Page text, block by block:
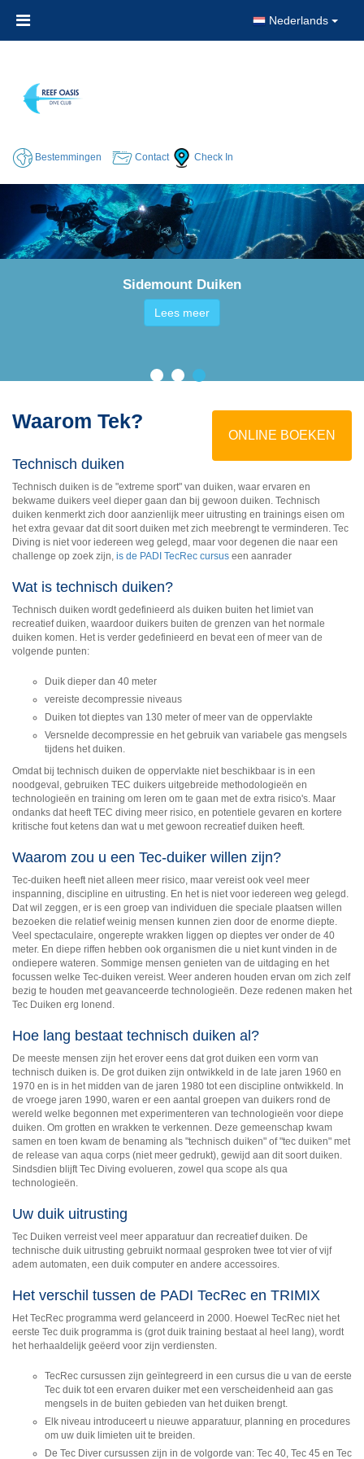
Nederlands
Bestemmingen Contact Check In
Sidemount Duiken
Lees meer
Waarom Tek?
ONLINE BOEKEN
Technisch duiken
Technisch duiken is de "extreme sport" van duiken, waar ervaren en
bekwame duikers veel dieper gaan dan bij gewoon duiken. Technisch
duiken kenmerkt zich door aanzienlijk meer uitrusting en trainings eisen om
het extra gevaar dat dit soort duiken met zich meebrengt te verminderen. Tec
Diving is niet voor iedereen weg gelegd, maar voor degenen die naar een
challenge op zoek zijn, is de PADI TecRec cursus een aanrader
Wat is technisch duiken?
Technisch duiken wordt gedefinieerd als duiken buiten het limiet van
recreatief duiken, waardoor duikers buiten de grenzen van het normale
duiken komen. Het is verder gedefinieerd en bevat een of meer van de
volgende punten:
Duik dieper dan 40 meter
vereiste decompressie niveaus
Duiken tot dieptes van 130 meter of meer van de oppervlakte
Versnelde decompressie en het gebruik van variabele gas mengsels
tijdens het duiken.
Omdat bij technisch duiken de oppervlakte niet beschikbaar is in een
noodgeval, gebruiken TEC duikers uitgebreide methodologieën en
technologieën en training om leren om te gaan met de extra risico's. Maar
ondanks dat heeft TEC diving meer risico, en potentiele gevaren en kortere
kritische fout ketens dan wat u met gewoon recreatief duiken heeft.
Waarom zou u een Tec-duiker willen zijn?
Tec-duiken heeft niet alleen meer risico, maar vereist ook veel meer
inspanning, discipline en uitrusting. En het is niet voor iedereen weg gelegd.
Dat wil zeggen, er is een groep van individuen die speciale plaatsen willen
bezoeken die relatief weinig mensen kunnen zien door de enorme diepte.
Veel spectaculaire, ongerepte wrakken liggen op dieptes ver onder de 40
meter. En diepe riffen hebben ook organismen die u niet kunt vinden in de
ondiepere wateren. Sommige mensen genieten van de uitdaging en het
focussen welke Tec-duiken vereist. Weer anderen houden ervan om zich zelf
bezig te houden met geavanceerde technologieën. Deze redenen maken het
Tec Duiken erg lonend.
Hoe lang bestaat technisch duiken al?
De meeste mensen zijn het erover eens dat grot duiken een vorm van
technisch duiken is. De grot duiken zijn ontwikkeld in de late jaren 1960 en
1970 en is in het midden van de jaren 1980 tot een discipline ontwikkeld. In
de vroege jaren 1990, waren er een aantal groepen van duikers rond de
wereld welke begonnen met experimenteren van technologieën voor diepe
duiken. Om grotten en wrakken te verkennen. Deze gemeenschap kwam
samen en toen kwam de benaming als "technisch duiken" of "tec duiken" met
de release van aqua corps (niet meer gedrukt), gewijd aan dit soort duiken.
Sindsdien blijft Tec Diving evolueren, zowel qua scope als qua
technologieën.
Uw duik uitrusting
Tec Duiken verreist veel meer apparatuur dan recreatief duiken. De
technische duik uitrusting gebruikt normaal gesproken twee tot vier of vijf
adem automaten, een duik computer en andere accessoires.
Het verschil tussen de PADI TecRec en TRIMIX
Het TecRec programma werd gelanceerd in 2000. Hoewel TecRec niet het
eerste Tec duik programma is (grot duik training bestaat al heel lang), wordt
het herhaaldelijk geëerd voor zijn verdiensten.
TecRec cursussen zijn geïntegreerd in een cursus die u van de eerste
Tec duik tot een ervaren duiker met een verscheidenheid aan gas
mengsels in de buiten gebieden van het duiken brengt.
Elk niveau introduceert u nieuwe apparatuur, planning en procedures
om uw duik limieten uit te breiden.
De Tec Diver cursussen zijn in de volgorde van: Tec 40, Tec 45 en Tec